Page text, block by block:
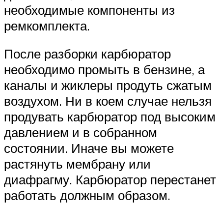
необходимые компоненты из
ремкомплекта.
После разборки карбюратор
необходимо промыть в бензине, а
каналы и жиклеры продуть сжатым
воздухом. Ни в коем случае нельзя
продувать карбюратор под высоким
давлением и в собранном
состоянии. Иначе вы можете
растянуть мембрану или
диафрагму. Карбюратор перестанет
работать должным образом.